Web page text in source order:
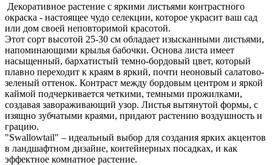
Декоративное растение с яркими листьями контрастного
окраска - настоящее чудо селекции, которое украсит ваш сад
или дом своей неповторимой красотой.
Этот сорт высотой 25-30 см обладает изысканными листьями,
напоминающими крылья бабочки. Основа листа имеет
насыщенный, бархатистый темно-бордовый цвет, который
плавно переходит к краям в яркий, почти неоновый салатово-
зеленый оттенок. Контраст между бордовым центром и яркой
каймой подчеркивается четкими, темными прожилками,
создавая завораживающий узор. Листья вытянутой формы, с
изящно зубчатыми краями, придают растению воздушность и
грацию.
"Swallowtail" – идеальный выбор для создания ярких акцентов
в ландшафтном дизайне, контейнерных посадках, и как
эффектное комнатное растение.